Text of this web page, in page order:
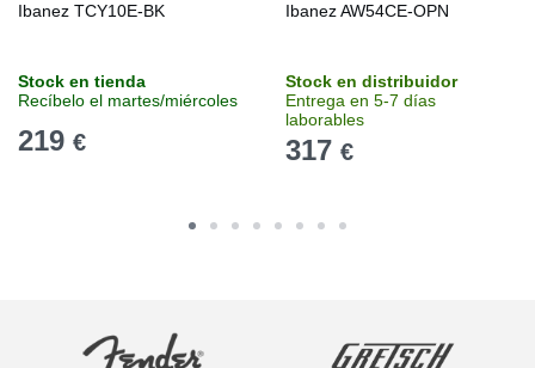
Ibanez TCY10E-BK
Stock en tienda
Recíbelo el martes/miércoles
219 €
Ibanez AW54CE-OPN
Stock en distribuidor
Entrega en 5-7 días
laborables
317 €